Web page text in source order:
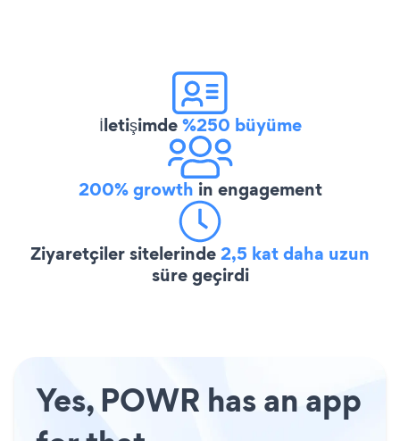
İletişimde%250 büyüme
200% growth in engagement
Ziyaretçiler sitelerinde2,5 kat daha uzun
süre geçirdi
Yes, POWR has an app